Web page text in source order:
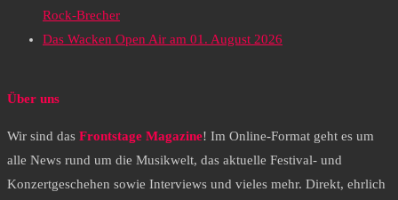
Rock-Brecher
Das Wacken Open Air am 01. August 2026
Über uns
Wir sind das Frontstage Magazine! Im Online-Format geht es um
alle News rund um die Musikwelt, das aktuelle Festival- und
Konzertgeschehen sowie Interviews und vieles mehr. Direkt, ehrlich